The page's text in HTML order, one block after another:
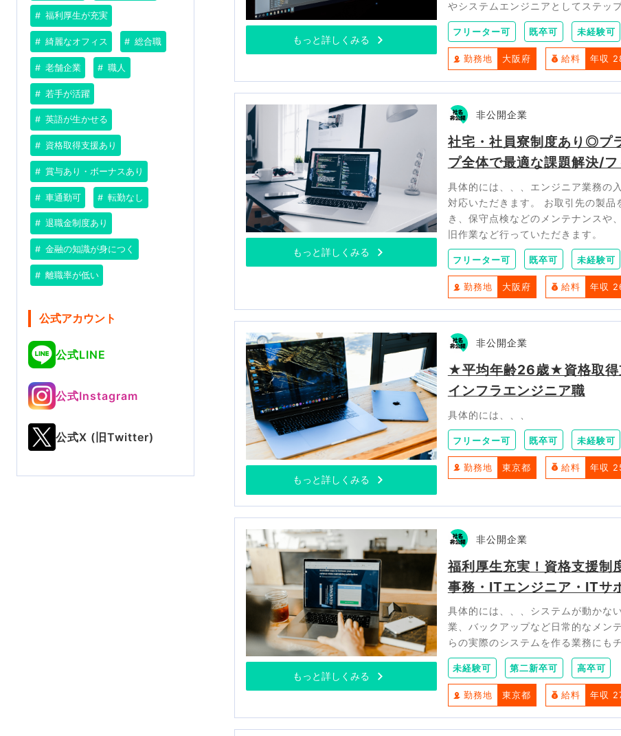
福利厚生が充実
綺麗なオフィス 総合職
老舗企業 職人
若手が活躍
英語が生かせる
資格取得支援あり
賞与あり・ボーナスあり
車通勤可 転勤なし
退職金制度あり
金融の知識が身につく
離職率が低い
公式アカウント
公式LINE
公式Instagram
公式X (旧Twitter)
もっと詳しくみる
やシステムエンジニアとしてステッ
フリーター可 既卒可 未経験可
勤務地 大阪府 給料 年収
もっと詳しくみる
非公開企業
社宅・社員寮制度あり◎プ
プ全体で最適な課題解決/
具体的には、、、エンジニア業務の
対応いただきます。 お取引先の製品
き、保守点検などのメンテナンスや
旧作業など行っていただきます。
フリーター可 既卒可 未経験可
勤務地 大阪府 給料 年収
もっと詳しくみる
非公開企業
★平均年齢26歳★資格取得
インフラエンジニア職
具体的には、、、
フリーター可 既卒可 未経験可
勤務地 東京都 給料 年収
もっと詳しくみる
非公開企業
福利厚生充実！資格支援制
事務・ITエンジニア・ITサ
具体的には、、、システムが動かな
業、バックアップなど日常的なメン
らの実際のシステムを作る業務にも
未経験可 第二新卒可 高卒可
勤務地 東京都 給料 年収